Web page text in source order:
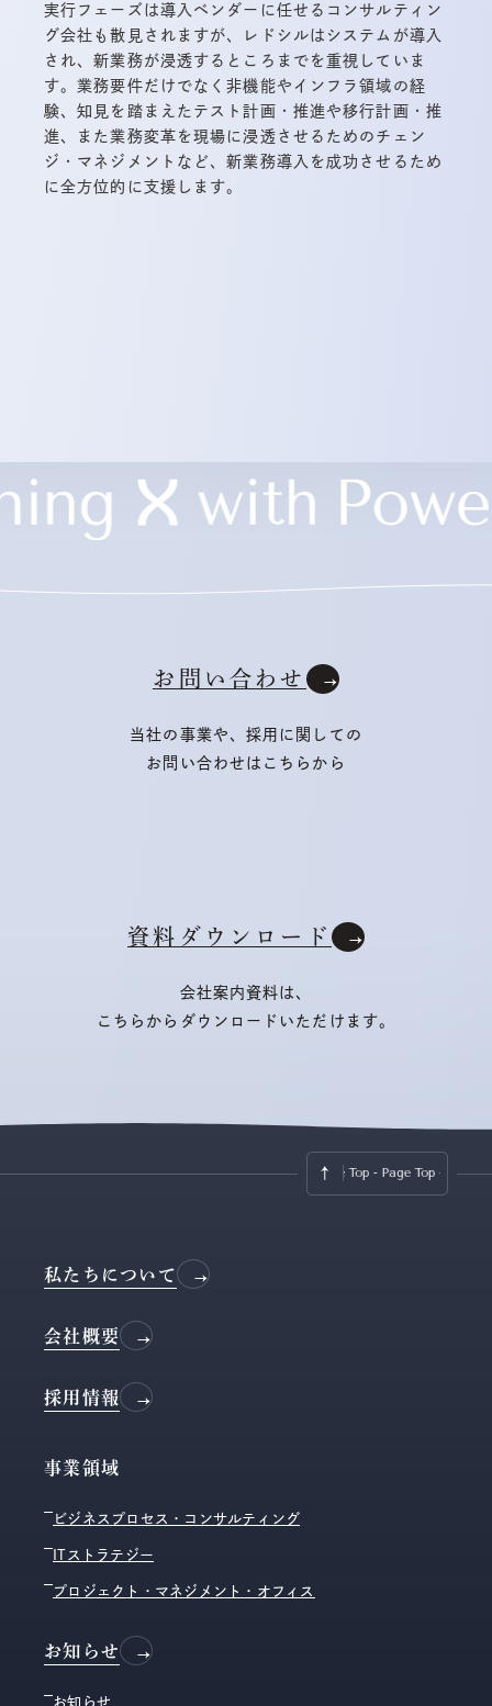
実行フェーズは導入ベンダーに任せるコンサルティン
グ会社も散見されますが、レドシルはシステムが導入
され、新業務が浸透するところまでを重視していま
す。業務要件だけでなく非機能やインフラ領域の経
験、知見を踏まえたテスト計画・推進や移行計画・推
進、また業務変革を現場に浸透させるためのチェン
ジ・マネジメントなど、新業務導入を成功させるため
に全方位的に支援します。
お問い合わせ
当社の事業や、採用に関しての
お問い合わせはこちらから
資料ダウンロード
会社案内資料は、
こちらからダウンロードいただけます。
Page Top - Page Top - Page Top -
私たちについて
会社概要
採用情報
事業領域
ビジネスプロセス・コンサルティング
ITストラテジー
プロジェクト・マネジメント・オフィス
お知らせ
お知らせ